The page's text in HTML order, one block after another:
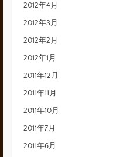
2012年4月
2012年3月
2012年2月
2012年1月
2011年12月
2011年11月
2011年10月
2011年7月
2011年6月